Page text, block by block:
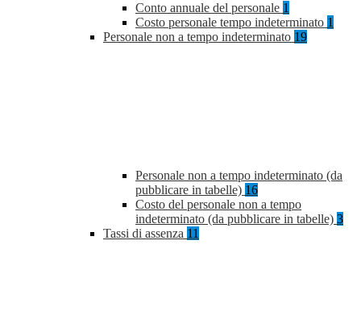
Conto annuale del personale 1
Costo personale tempo indeterminato 1
Personale non a tempo indeterminato 19
Personale non a tempo indeterminato (da
pubblicare in tabelle) 16
Costo del personale non a tempo
indeterminato (da pubblicare in tabelle) 3
Tassi di assenza 11